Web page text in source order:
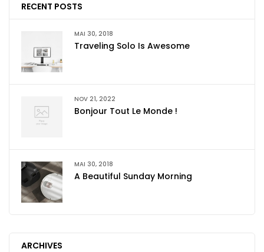
RECENT POSTS
MAI 30, 2018
Traveling Solo Is Awesome
NOV 21, 2022
Bonjour Tout Le Monde !
MAI 30, 2018
A Beautiful Sunday Morning
ARCHIVES